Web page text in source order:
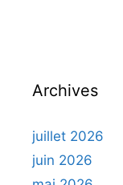
Archives
juillet 2026
juin 2026